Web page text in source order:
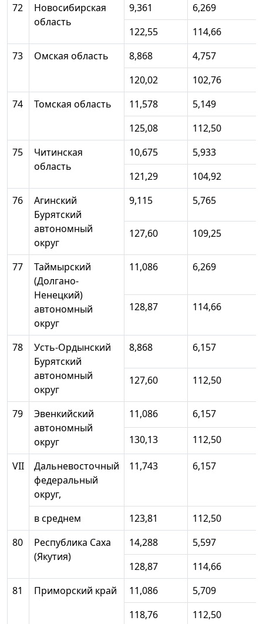
72
Новосибирская
область
9,361
6,269
122,55
114,66
73
Омская область 8,868
4,757
120,02
102,76
74
Томская область 11,578
5,149
125,08
112,50
75
Читинская
область
10,675
5,933
121,29
104,92
76
Агинский
Бурятский
автономный
округ
9,115 5,765
127,60 109,25
77
Таймырский
(Долгано-
Ненецкий)
автономный
округ
11,086 6,269
128,87 114,66
78
Усть-Ордынский
Бурятский
автономный
округ
8,868 6,157
127,60 112,50
79
Эвенкийский
автономный
округ
11,086
6,157
130,13
112,50
VII
Дальневосточный
федеральный
округ,
11,743 6,157
в среднем 123,81
112,50
80
Республика Саха
(Якутия)
14,288
5,597
128,87
114,66
81
Приморский край 11,086
5,709
118,76
112,50